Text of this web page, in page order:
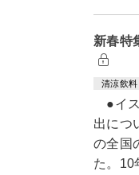
新春特
清涼飲料
●イス
出につ
の全国
た。10